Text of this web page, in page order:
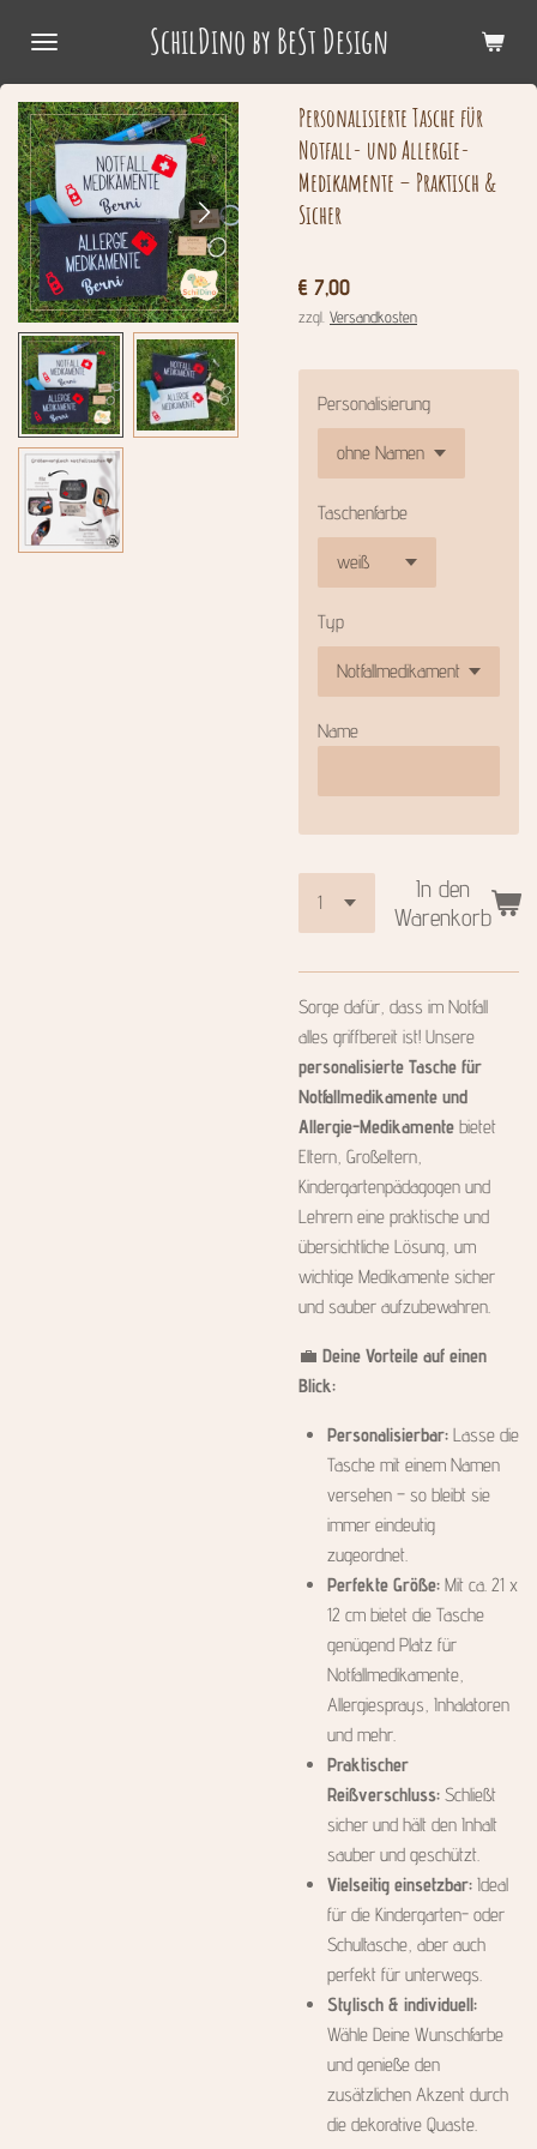
Hauptinhalt
springen
SchilDino by BeSt Design
Personalisierte Tasche für
Notfall- und Allergie-
Medikamente – Praktisch &
Sicher
€ 7,00
zzgl. Versandkosten
Personalisierung
Taschenfarbe
Typ
Name
In den
Warenkorb
Sorge dafür, dass im Notfall
alles griffbereit ist! Unsere
personalisierte Tasche für
Notfallmedikamente und
Allergie-Medikamente bietet
Eltern, Großeltern,
Kindergartenpädagogen und
Lehrern eine praktische und
übersichtliche Lösung, um
wichtige Medikamente sicher
und sauber aufzubewahren.
💼 Deine Vorteile auf einen
Blick:
Personalisierbar: Lasse die
Tasche mit einem Namen
versehen – so bleibt sie
immer eindeutig
zugeordnet.
Perfekte Größe: Mit ca. 21 x
12 cm bietet die Tasche
genügend Platz für
Notfallmedikamente,
Allergiesprays, Inhalatoren
und mehr.
Praktischer
Reißverschluss: Schließt
sicher und hält den Inhalt
sauber und geschützt.
Vielseitig einsetzbar: Ideal
für die Kindergarten- oder
Schultasche, aber auch
perfekt für unterwegs.
Stylisch & individuell:
Wähle Deine Wunschfarbe
und genieße den
zusätzlichen Akzent durch
die dekorative Quaste.